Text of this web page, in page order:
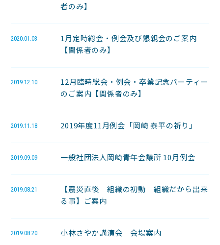
者のみ】
2020.01.03
1月定時総会・例会及び懇親会のご案内
【関係者のみ】
2019.12.10
12月臨時総会・例会・卒業記念パーティー
のご案内【関係者のみ】
2019.11.18 2019年度11月例会「岡崎 泰平の祈り」
2019.09.09 一般社団法人岡崎青年会議所 10月例会
2019.08.21
【震災直後 組織の初動 組織だから出来
る事】ご案内
2019.08.20 小林さやか講演会 会場案内